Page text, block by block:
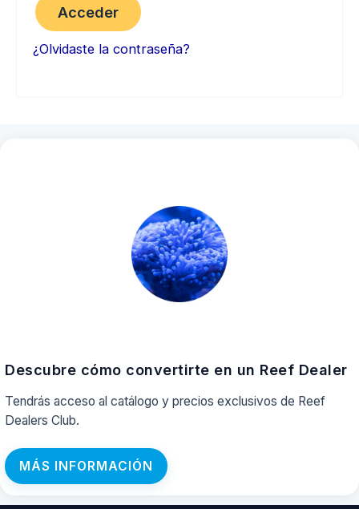
Acceder
¿Olvidaste la contraseña?
Descubre cómo convertirte en un Reef Dealer
Tendrás acceso al catálogo y precios exclusivos de Reef
Dealers Club.
MÁS INFORMACIÓN